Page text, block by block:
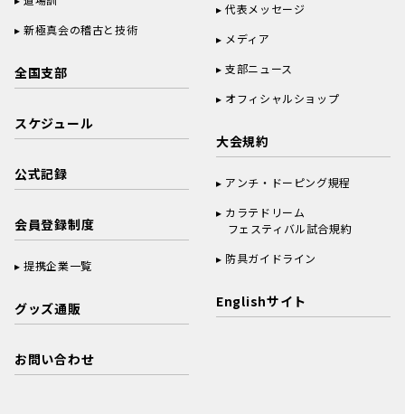
新極真会の稽古と技術
全国支部
スケジュール
公式記録
会員登録制度
提携企業一覧
グッズ通販
お問い合わせ
代表メッセージ
メディア
支部ニュース
オフィシャルショップ
大会規約
アンチ・ドーピング規程
カラテドリーム
フェスティバル試合規約
防具ガイドライン
Englishサイト